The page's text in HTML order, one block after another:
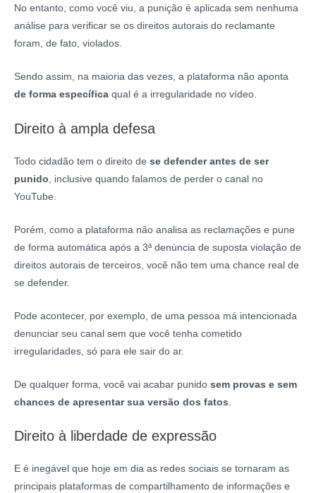
No entanto, como você viu, a punição é aplicada sem nenhuma
análise para verificar se os direitos autorais do reclamante
foram, de fato, violados.
Sendo assim, na maioria das vezes, a plataforma não aponta
de forma específica qual é a irregularidade no vídeo.
Direito à ampla defesa
Todo cidadão tem o direito de se defender antes de ser
punido , inclusive quando falamos de perder o canal no
YouTube.
Porém, como a plataforma não analisa as reclamações e pune
de forma automática após a 3ª denúncia de suposta violação de
direitos autorais de terceiros, você não tem uma chance real de
se defender.
Pode acontecer, por exemplo, de uma pessoa má intencionada
denunciar seu canal sem que você tenha cometido
irregularidades, só para ele sair do ar.
De qualquer forma, você vai acabar punido sem provas e sem
chances de apresentar sua versão dos fatos
Direito à liberdade de expressão
E é inegável que hoje em dia as redes sociais se tornaram as
principais plataformas de compartilhamento de informações e